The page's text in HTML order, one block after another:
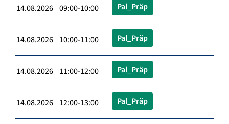
14.08.2026 09:00-10:00 Pal_Präp
14.08.2026 10:00-11:00 Pal_Präp
14.08.2026 11:00-12:00 Pal_Präp
14.08.2026 12:00-13:00 Pal_Präp